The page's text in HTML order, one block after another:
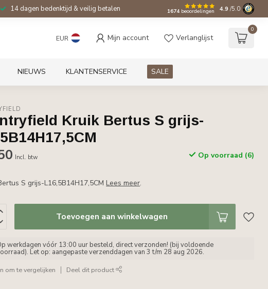
14 dagen bedenktijd & veilig betalen 1674beoordelingen 4.9 /5.0
EUR Mijn account Verlanglijst
0
NIEUWS KLANTENSERVICE SALE
Kruik Bertus S grijs-
Incl. btw Op voorraad (6)
S grijs-L16,5B14H17,5CMLees meer.
Toevoegen aan winkelwagen
werkdagen vóór 13:00 uur besteld, direct verzonden! (bij voldoende
Let op: aangepaste verzenddagen van 3 t/m 28 aug 2026.
om te vergelijken Deel dit product